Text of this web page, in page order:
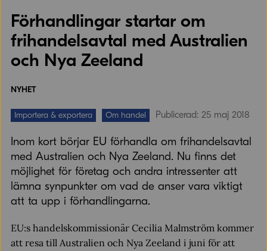
Förhandlingar startar om
frihandelsavtal med Australien
och Nya Zeeland
NYHET
Importera & exportera Om handel Publicerad: 25 maj 2018
Inom kort börjar EU förhandla om frihandelsavtal
med Australien och Nya Zeeland. Nu finns det
möjlighet för företag och andra intressenter att
lämna synpunkter om vad de anser vara viktigt
att ta upp i förhandlingarna.
EU:s handelskommissionär Cecilia Malmström kommer
att resa till Australien och Nya Zeeland i juni för att